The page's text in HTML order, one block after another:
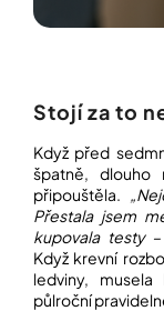
Stojí za to
Když před
špatně, dlouho
připouštěla.
Přestala jsem
kupovala testy
Když krevní
ledviny, musela
půlroční